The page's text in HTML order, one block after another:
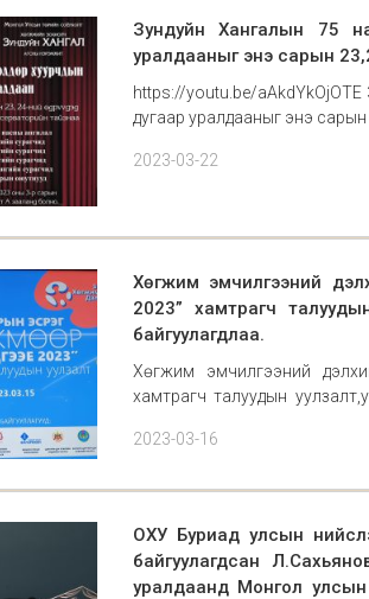
Зундуйн Хангалын 75
уралдааныг энэ сарын
https://youtu.be/
дугаар уралдааныг энэ
2023-03-22
Хөгжим эмчилгээний
2023” хамтрагч
байгуулагдлаа.
Хөгжим эмчилгээний
хамтрагч талуудын
уулзалтанд МУК УБМА
сурагч С.Үүрийнтуя
2023-03-16
ОХУ Буриад улсын
байгуулагдсан
уралдаанд Монгол